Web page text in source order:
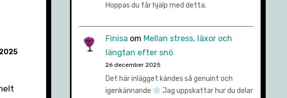
Hoppas du får hjälp med detta.
Finisa om Mellan stress, läxor och
längtan efter snö
26 december 2025
Det här inlägget kändes så genuint och
igenkännande
Jag uppskattar hur du delar